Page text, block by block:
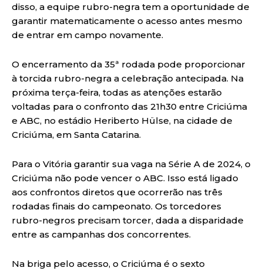
disso, a equipe rubro-negra tem a oportunidade de
garantir matematicamente o acesso antes mesmo
de entrar em campo novamente.
O encerramento da 35ª rodada pode proporcionar
à torcida rubro-negra a celebração antecipada. Na
próxima terça-feira, todas as atenções estarão
voltadas para o confronto das 21h30 entre Criciúma
e ABC, no estádio Heriberto Hülse, na cidade de
Criciúma, em Santa Catarina.
Para o Vitória garantir sua vaga na Série A de 2024, o
Criciúma não pode vencer o ABC. Isso está ligado
aos confrontos diretos que ocorrerão nas três
rodadas finais do campeonato. Os torcedores
rubro-negros precisam torcer, dada a disparidade
entre as campanhas dos concorrentes.
Na briga pelo acesso, o Criciúma é o sexto